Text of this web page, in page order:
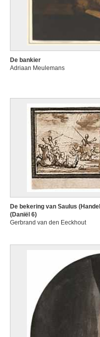
De bankier
Adriaan Meulemans
De bekering van Saulus
(Daniël 6)
Gerbrand van den Eeckhout